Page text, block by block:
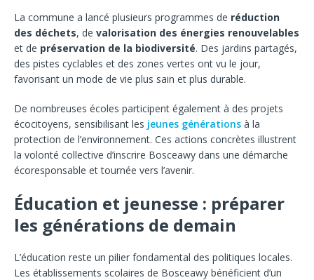
La commune a lancé plusieurs programmes de réduction
des déchets, de valorisation des énergies renouvelables
et de préservation de la biodiversité. Des jardins partagés,
des pistes cyclables et des zones vertes ont vu le jour,
favorisant un mode de vie plus sain et plus durable.
De nombreuses écoles participent également à des projets
écocitoyens, sensibilisant les jeunes générations à la
protection de l’environnement. Ces actions concrètes illustrent
la volonté collective d’inscrire Bosceawy dans une démarche
écoresponsable et tournée vers l’avenir.
Éducation et jeunesse : préparer
les générations de demain
L’éducation reste un pilier fondamental des politiques locales.
Les établissements scolaires de Bosceawy bénéficient d’un